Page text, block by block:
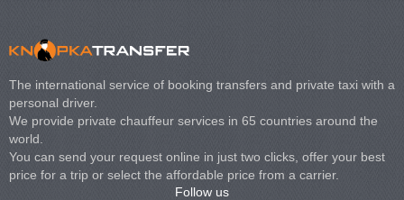
The international service of booking transfers and private taxi with a
personal driver.
We provide private chauffeur services in 65 countries around the
world.
You can send your request online in just two clicks, offer your best
price for a trip or select the affordable price from a carrier.
Follow us